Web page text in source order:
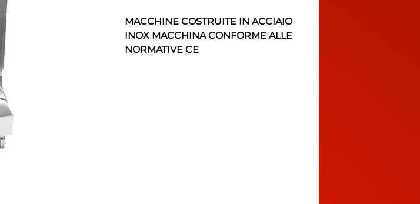
MACCHINE COSTRUITE IN ACCIAIO
INOX MACCHINA CONFORME ALLE
NORMATIVE CE